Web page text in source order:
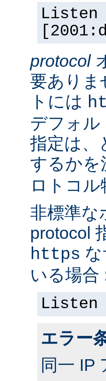
Listen
protocol
要ありま
トには
デフォル
指定は、
するかを
ロトコ
非標準な
protocol
https
いる場合
Listen
エラー
同一 IP